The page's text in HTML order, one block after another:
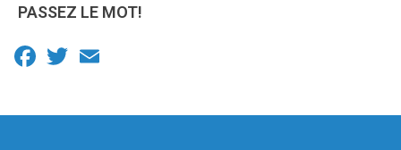
PASSEZ LE MOT!
Facebook
Twitter